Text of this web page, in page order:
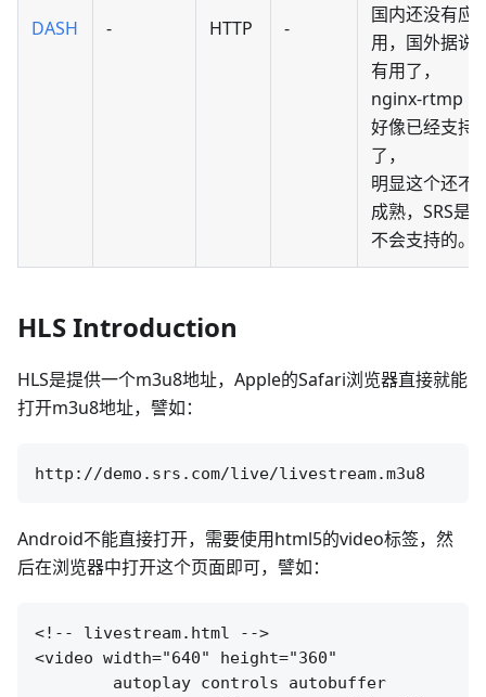
DASH - HTTP -
国内还没有应
用，国外据说
有用了，
nginx-rtmp
好像已经支持
了，
明显这个还不
成熟，SRS是
不会支持的。
HLS Introduction
HLS是提供一个m3u8地址，Apple的Safari浏览器直接就能
打开m3u8地址，譬如：
Android不能直接打开，需要使用html5的video标签，然
后在浏览器中打开这个页面即可，譬如：
<!-- livestream.html -->
<video width="640" height="360"
        autoplay controls autobuffer